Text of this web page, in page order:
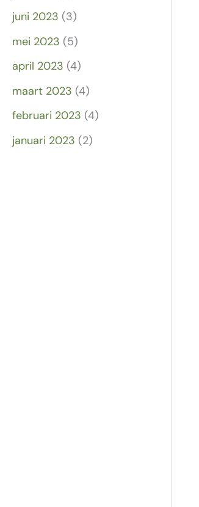
juni 2023 (3)
mei 2023 (5)
april 2023 (4)
maart 2023 (4)
februari 2023 (4)
januari 2023 (2)